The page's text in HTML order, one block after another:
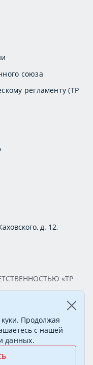
союза
регламенту (ТР
д. 12,
«ТР
Петербург, пер.
Н
1177847388894
Соколова Алёна
«ОптимаТест».
Продолжая
с нашей
данных.